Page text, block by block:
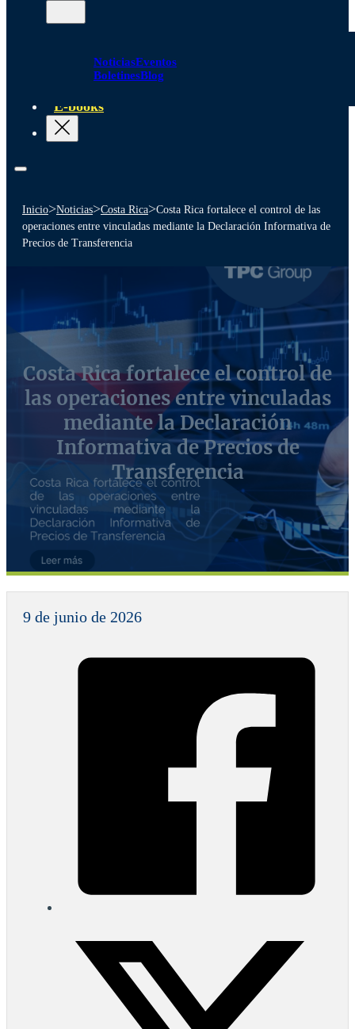
NoticiasEventos
BoletinesBlog
E-books
Inicio>Noticias>Costa Rica>Costa Rica fortalece el control de las
operaciones entre vinculadas mediante la Declaración Informativa de
Precios de Transferencia
Costa Rica fortalece el control de
las operaciones entre vinculadas
mediante la Declaración
Informativa de Precios de
Transferencia
9 de junio de 2026